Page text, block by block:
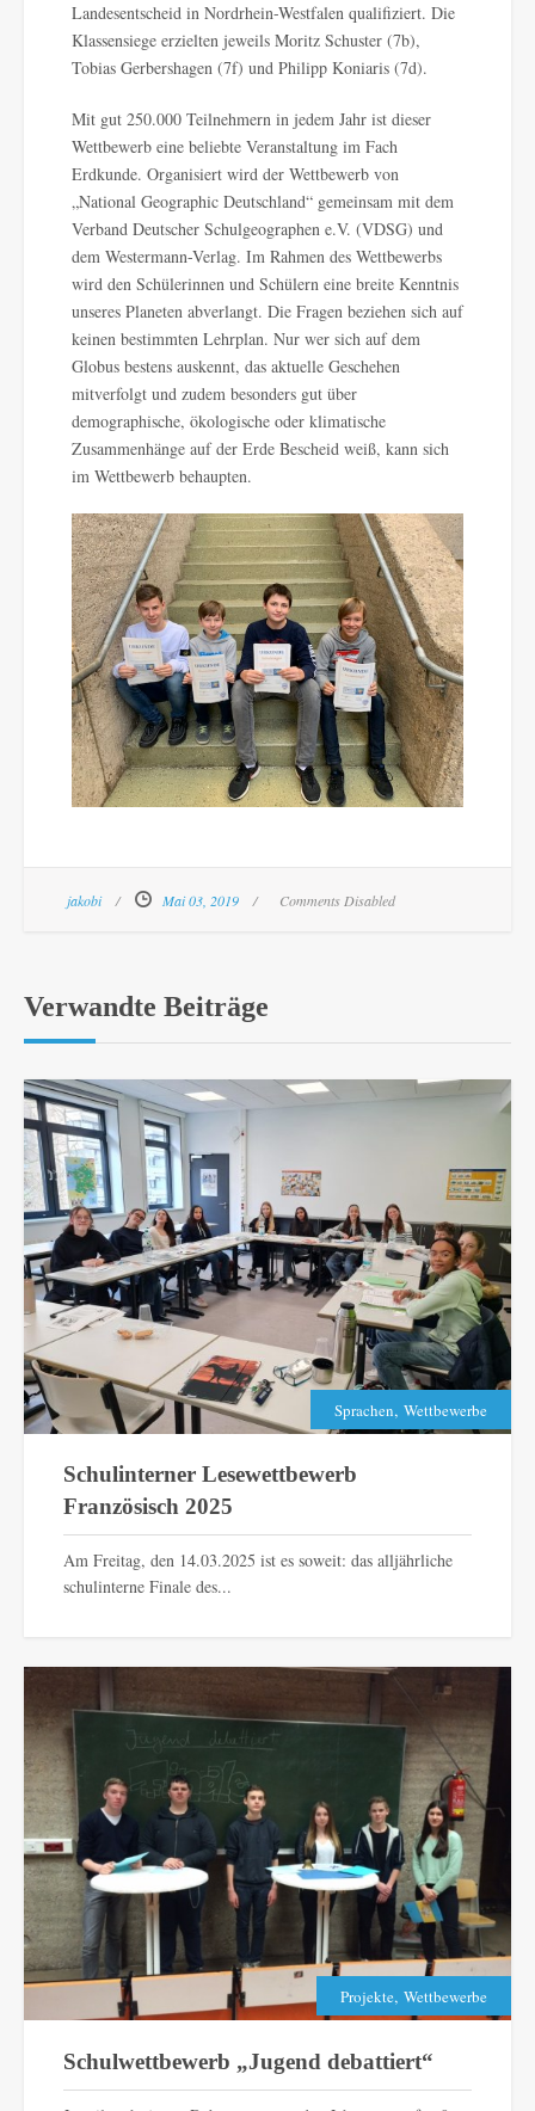
Landesentscheid in Nordrhein-Westfalen qualifiziert. Die
Klassensiege erzielten jeweils Moritz Schuster (7b),
Tobias Gerbershagen (7f) und Philipp Koniaris (7d).
Mit gut 250.000 Teilnehmern in jedem Jahr ist dieser
Wettbewerb eine beliebte Veranstaltung im Fach
Erdkunde. Organisiert wird der Wettbewerb von
„National Geographic Deutschland“ gemeinsam mit dem
Verband Deutscher Schulgeographen e.V. (VDSG) und
dem Westermann-Verlag. Im Rahmen des Wettbewerbs
wird den Schülerinnen und Schülern eine breite Kenntnis
unseres Planeten abverlangt. Die Fragen beziehen sich auf
keinen bestimmten Lehrplan. Nur wer sich auf dem
Globus bestens auskennt, das aktuelle Geschehen
mitverfolgt und zudem besonders gut über
demographische, ökologische oder klimatische
Zusammenhänge auf der Erde Bescheid weiß, kann sich
im Wettbewerb behaupten.
jakobi Mai 03, 2019 Comments Disabled
Verwandte Beiträge
Sprachen, Wettbewerbe
Schulinterner Lesewettbewerb
Französisch 2025
Am Freitag, den 14.03.2025 ist es soweit: das alljährliche
schulinterne Finale des...
Projekte, Wettbewerbe
Schulwettbewerb „Jugend debattiert“